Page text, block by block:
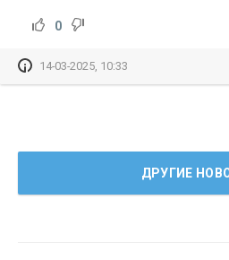
0
14-03-2025, 10:33
ДРУГИЕ